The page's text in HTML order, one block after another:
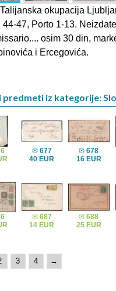
Talijanska okupacija
44-47, Porto 1-13.
osim 30 din,
i Ercegovića.
predmeti iz kategorije:
✉ 677
40 EUR
✉678
16 EUR
✉ 687
14 EUR
✉688
25 EUR
3 4 →